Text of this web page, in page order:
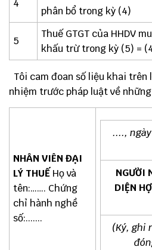
4
phân bổ trong kỳ (4)
5
Thuế GTGT của HHDV
khấu trừ trong kỳ (5) =
Tôi cam đoan số liệu khai trên
nhiệm trước pháp luật về
NHÂN VIÊN ĐẠI
LÝ THUẾ Họ và
tên:……. Chứng
chỉ hành nghề
số:.......
...., n
NGƯỜI
DIỆN
(Ký, ghi